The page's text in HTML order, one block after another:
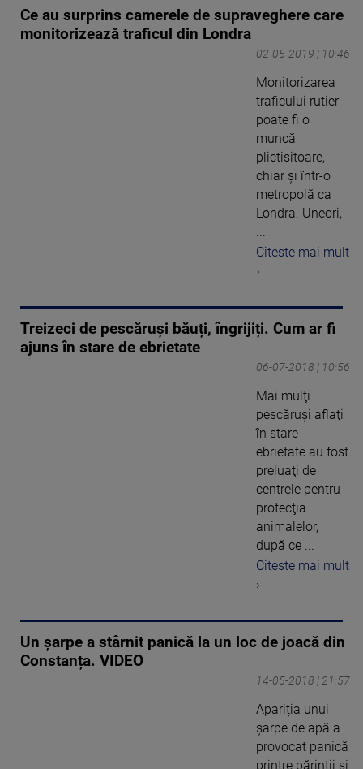
Ce au surprins camerele de supraveghere care
monitorizează traficul din Londra
02-05-2019 | 10:46
Monitorizarea
traficului rutier
poate fi o
muncă
plictisitoare,
chiar şi într-o
metropolă ca
Londra. Uneori,
...
Citeste mai mult
›
Treizeci de pescăruși băuți, îngrijiți. Cum ar fi
ajuns în stare de ebrietate
06-07-2018 | 10:56
Mai mulţi
pescăruşi aflaţi
în stare
ebrietate au fost
preluaţi de
centrele pentru
protecţia
animalelor,
după ce ...
Citeste mai mult
›
Un șarpe a stârnit panică la un loc de joacă din
Constanța. VIDEO
14-05-2018 | 21:57
Apariția unui
șarpe de apă a
provocat panică
printre părinții și